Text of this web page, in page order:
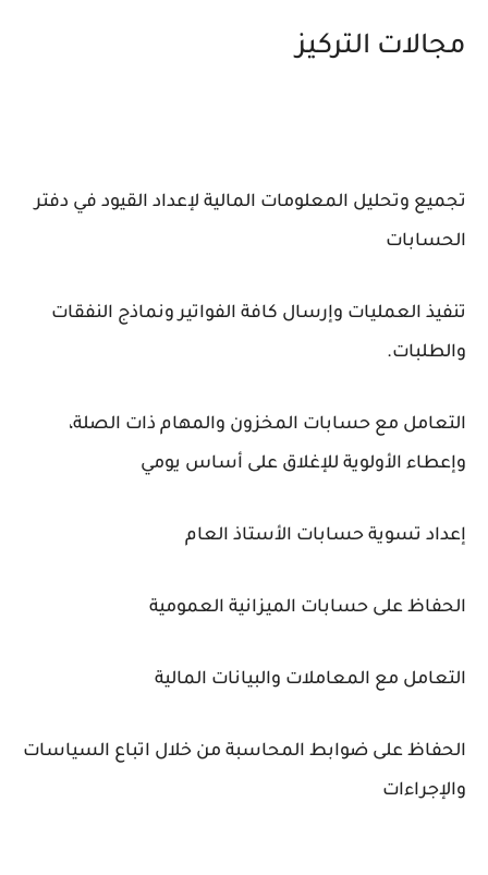
مجالات التركيز
تجميع وتحليل المعلومات المالية لإعداد القيود في دفتر
الحسابات
تنفيذ العمليات وإرسال كافة الفواتير ونماذج النفقات
والطلبات.
التعامل مع حسابات المخزون والمهام ذات الصلة،
وإعطاء الأولوية للإغلاق على أساس يومي
إعداد تسوية حسابات الأستاذ العام
الحفاظ على حسابات الميزانية العمومية
التعامل مع المعاملات والبيانات المالية
الحفاظ على ضوابط المحاسبة من خلال اتباع السياسات
والإجراءات